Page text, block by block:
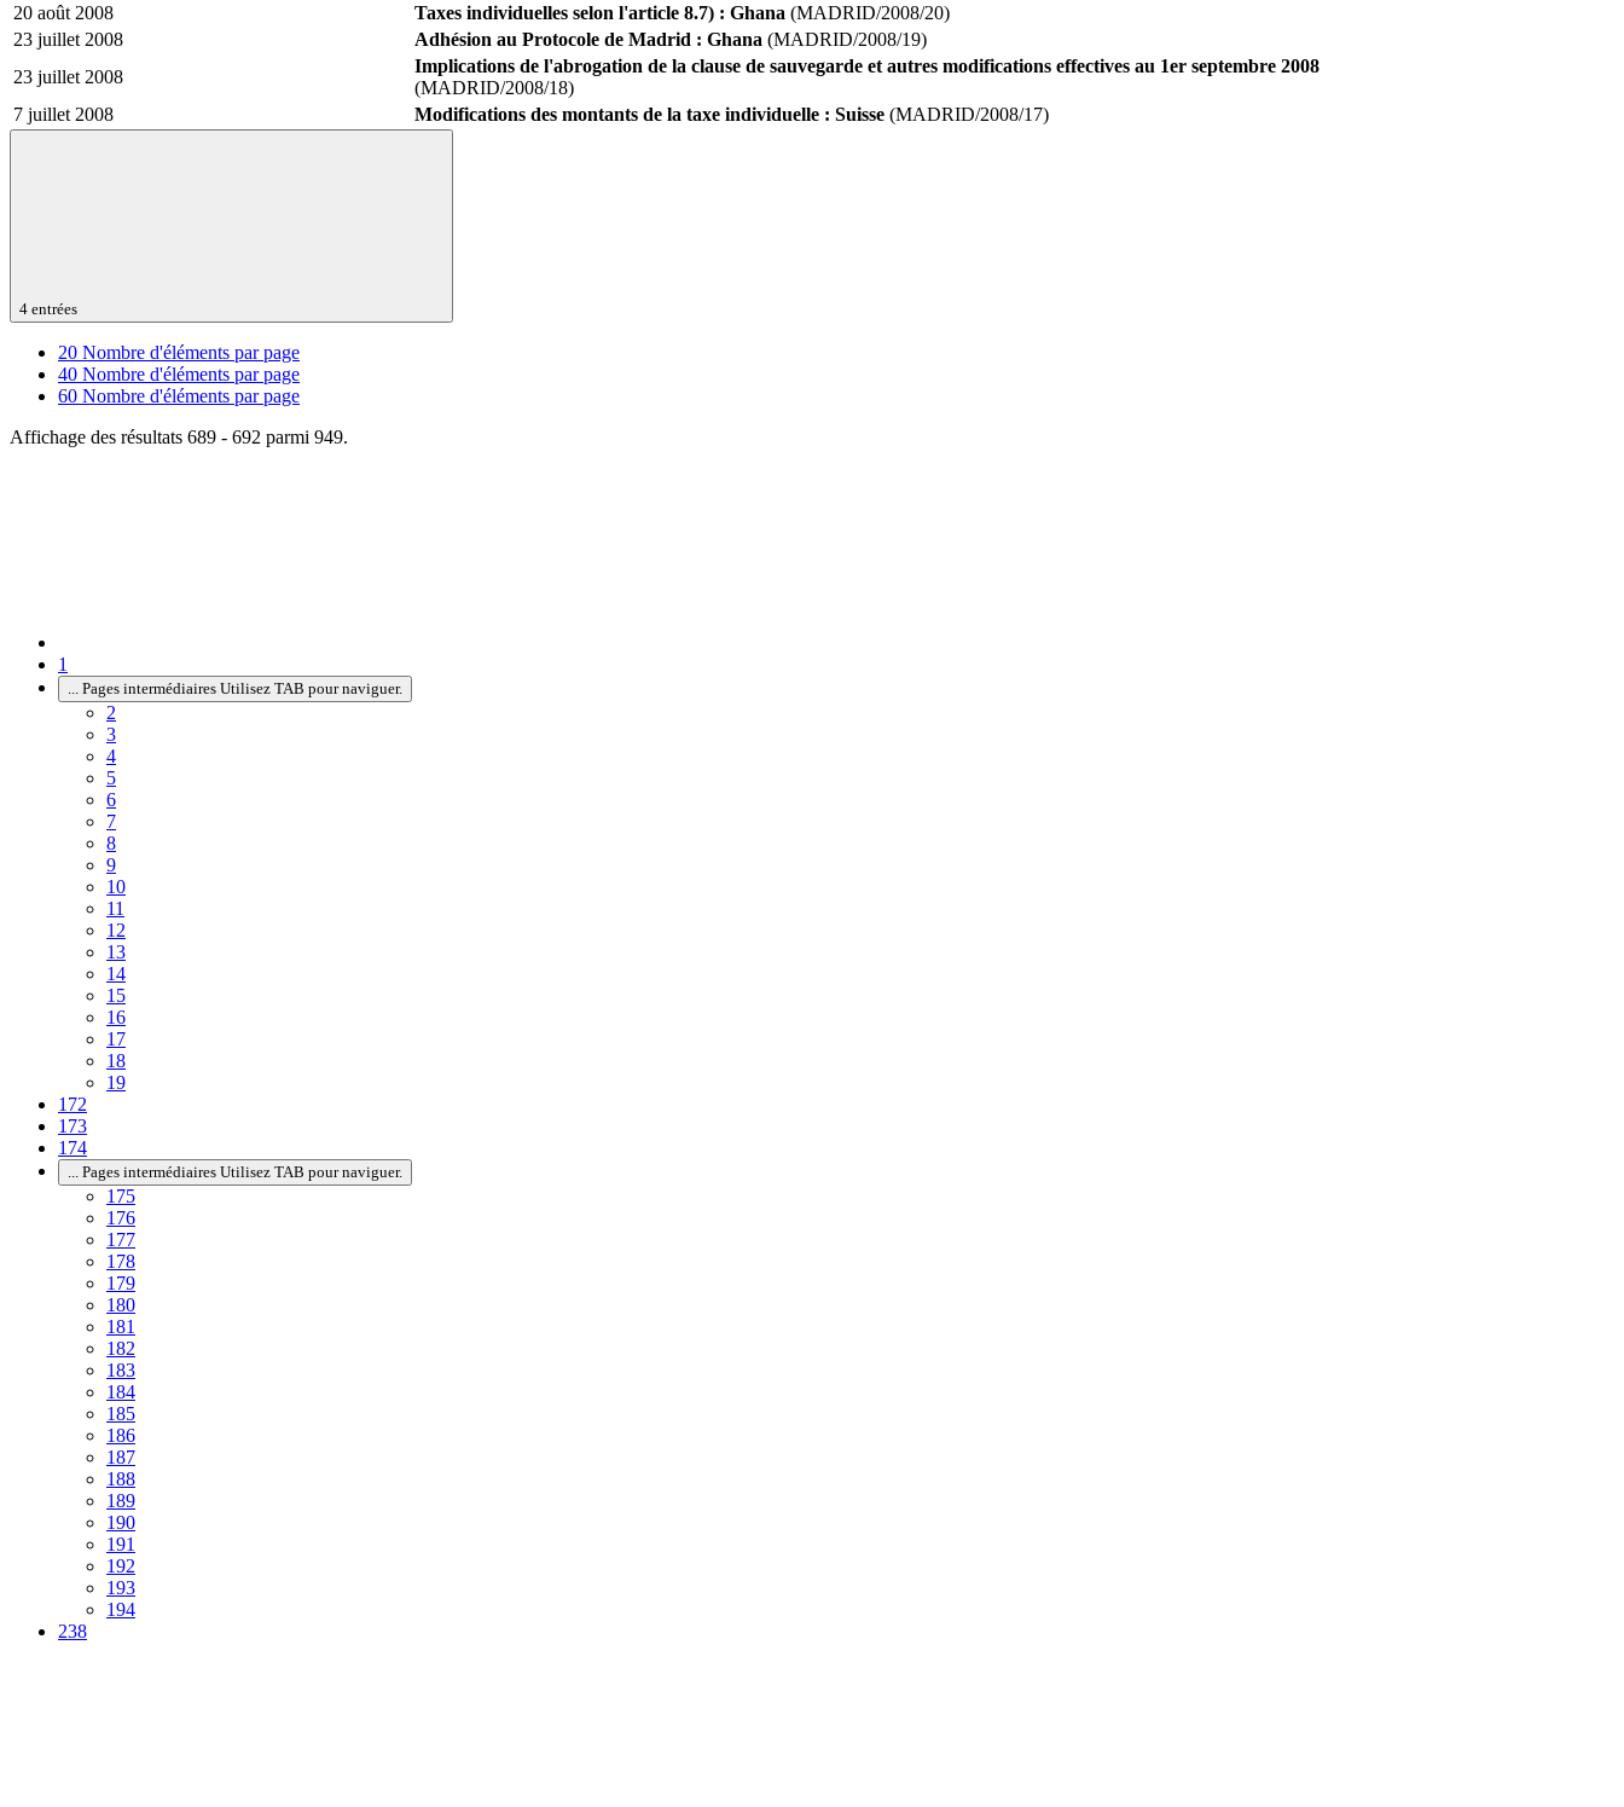
20 août 2008
Taxes individuelles selon l'article 8.7) : Ghana (MADRID/2008/20)
23 juillet 2008
Adhésion au Protocole de Madrid : Ghana (MADRID/2008/19)
23 juillet 2008
Implications de l'abrogation de la clause de sauvegarde et autres modifications effectives au 1er septembre 2008
(MADRID/2008/18)
7 juillet 2008
Modifications des montants de la taxe individuelle : Suisse (MADRID/2008/17)
4 entrées
20 Nombre d'éléments par page
40 Nombre d'éléments par page
60 Nombre d'éléments par page
Affichage des résultats 689 - 692 parmi 949.
1
Pages intermédiaires Utilisez TAB pour naviguer.
2
3
4
5
6
7
8
9
10
11
12
13
14
15
16
17
18
19
172
173
174
Pages intermédiaires Utilisez TAB pour naviguer.
175
176
177
178
179
180
181
182
183
184
185
186
187
188
189
190
191
192
193
194
238